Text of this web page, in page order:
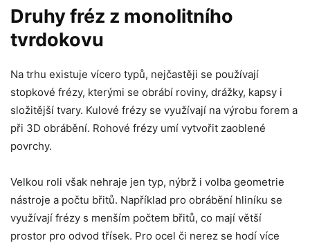
Druhy fréz z monolitního
tvrdokovu
Na trhu existuje vícero typů, nejčastěji se používají
stopkové frézy, kterými se obrábí roviny, drážky, kapsy i
složitější tvary. Kulové frézy se využívají na výrobu forem a
při 3D obrábění. Rohové frézy umí vytvořit zaoblené
povrchy.
Velkou roli však nehraje jen typ, nýbrž i volba geometrie
nástroje a počtu břitů. Například pro obrábění hliníku se
využívají frézy s menším počtem břitů, co mají větší
prostor pro odvod třísek. Pro ocel či nerez se hodí více